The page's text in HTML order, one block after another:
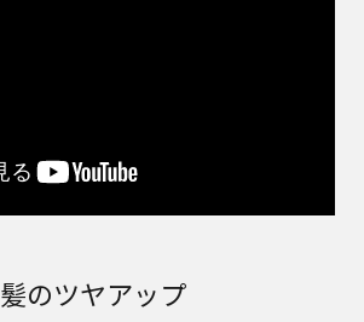
髪のツヤアップ